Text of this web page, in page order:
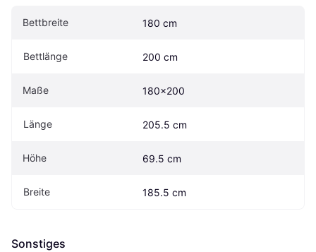
Bettbreite 180 cm
Bettlänge 200 cm
Maße 180x200
Länge 205.5 cm
Höhe 69.5 cm
Breite 185.5 cm
Sonstiges